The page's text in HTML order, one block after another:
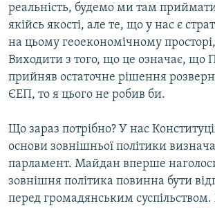
реальність, будемо ми там
якійсь якості, але те, що у нас є
на цьому геоекономічному
Виходити з того, що це означає, що
прийняв остаточне рішення
ЄЕП, то я цього не робив би.
Що зараз потрібно? У нас
основи зовнішньої політики
парламент. Майдан вперше
зовнішня політика повинна бути
перед громадянським